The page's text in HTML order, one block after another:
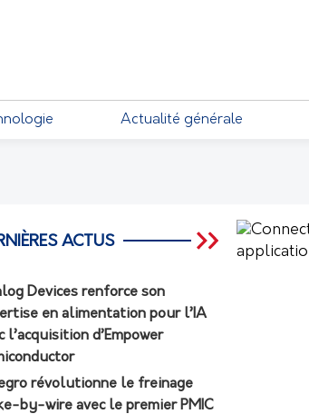
Actualité générale
ACTUS
Devices renforce son
en alimentation pour l’IA
l’acquisition d’Empower
révolutionne le freinage
by-wire avec le premier PMIC